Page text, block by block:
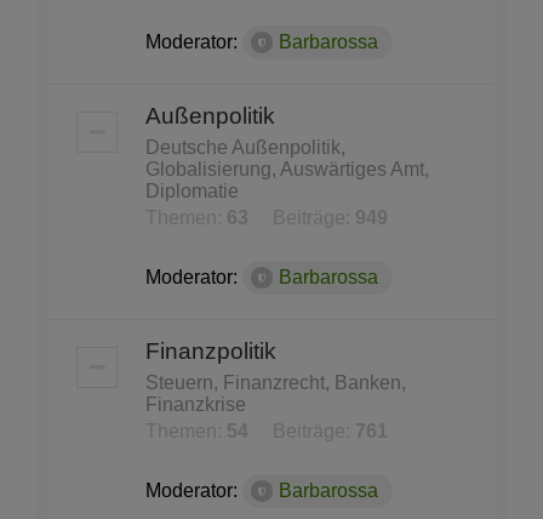
Moderator: Barbarossa
Außenpolitik
Deutsche Außenpolitik,
Globalisierung, Auswärtiges Amt,
Diplomatie
Themen: 63 Beiträge: 949
Moderator: Barbarossa
Finanzpolitik
Steuern, Finanzrecht, Banken,
Finanzkrise
Themen: 54 Beiträge: 761
Moderator: Barbarossa